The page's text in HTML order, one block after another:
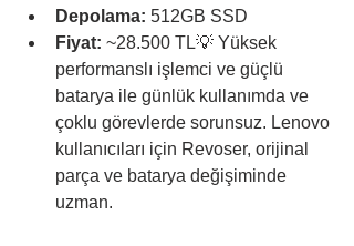
Depolama: 512GB SSD
Fiyat: ~28.500 TL💡 Yüksek
performanslı işlemci ve güçlü
batarya ile günlük kullanımda ve
çoklu görevlerde sorunsuz. Lenovo
kullanıcıları için Revoser, orijinal
parça ve batarya değişiminde
uzman.